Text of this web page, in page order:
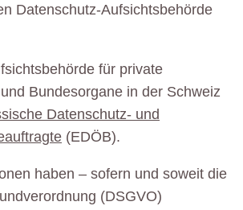
Datenschutz-Aufsichtsbehörde
für private
Bundesorgane in der Schweiz
Datenschutz- und
(EDÖB).
haben – sofern und soweit die
(DSGVO)